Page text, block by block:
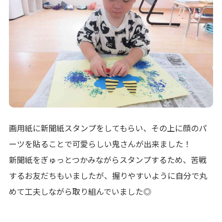
画用紙に新聞紙スタンプをしてもらい、その上に顔のパ
ーツを貼ることで可愛らしい鬼さんが出来ました！
新聞紙をぎゅっとつかみながらスタンプするため、苦戦
するお友だちもいましたが、握りやすいように自分で丸
めて工夫しながら取り組んでいました◎